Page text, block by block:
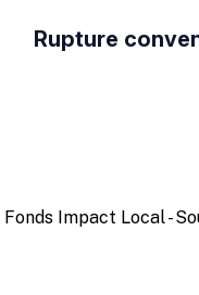
Rupture
Fonds Impact Local -